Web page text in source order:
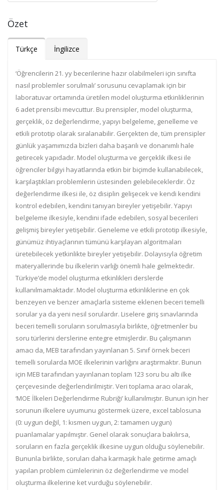
Özet
Türkçe İngilizce
‘Öğrencilerin 21. yy becerilerine hazır olabilmeleri için sınıfta
nasıl problemler sorulmalı’ sorusunu cevaplamak için bir
laboratuvar ortamında üretilen model oluşturma etkinliklerinin
6 adet prensibi mevcuttur. Bu prensipler, model oluşturma,
gerçeklik, öz değerlendirme, yapıyı belgeleme, genelleme ve
etkili prototip olarak sıralanabilir. Gerçekten de, tüm prensipler
günlük yaşamımızda bizleri daha başarılı ve donanımlı hale
getirecek yapıdadır. Model oluşturma ve gerçeklik ilkesi ile
öğrenciler bilgiyi hayatlarında etkin bir biçimde kullanabilecek,
karşılaştıkları problemlerin üstesinden gelebileceklerdir. Öz
değerlendirme ilkesi ile, öz disiplin gelişecek ve kendi kendini
kontrol edebilen, kendini tanıyan bireyler yetişebilir. Yapıyı
belgeleme ilkesiyle, kendini ifade edebilen, sosyal becerileri
gelişmiş bireyler yetişebilir. Geneleme ve etkili prototip ilkesiyle,
günümüz ihtiyaçlarının tümünü karşılayan algoritmaları
üretebilecek yetkinlikte bireyler yetişebilir. Dolayısıyla öğretim
materyallerinde bu ilkelerin varlığı önemli hale gelmektedir.
Türkiye’de model oluşturma etkinlikleri derslerde
kullanılmamaktadır. Model oluşturma etkinliklerine en çok
benzeyen ve benzer amaçlarla sisteme eklenen beceri temelli
sorular ya da yeni nesil sorulardır. Liselere giriş sınavlarında
beceri temelli soruların sorulmasıyla birlikte, öğretmenler bu
soru türlerini derslerine entegre etmişlerdir. Bu çalışmanın
amacı da, MEB tarafından yayınlanan 5. Sınıf örnek beceri
temelli sorularda MOE ilkelerinin varlığını araştırmaktır. Bunun
için MEB tarafından yayınlanan toplam 123 soru bu altı ilke
çerçevesinde değerlendirilmiştir. Veri toplama aracı olarak,
‘MOE İlkeleri Değerlendirme Rubriği’ kullanılmıştır. Bunun için her
sorunun ilkelere uyumunu göstermek üzere, excel tablosuna
(0: uygun değil, 1: kısmen uygun, 2: tamamen uygun)
puanlamalar yapılmıştır. Genel olarak sonuçlara bakılırsa,
soruların en fazla gerçeklik ilkesine uygun olduğu söylenebilir.
Bununla birlikte, soruları daha karmaşık hale getirme amaçlı
yapılan problem cümlelerinin öz değerlendirme ve model
oluşturma ilkelerine ket vurduğu söylenebilir.